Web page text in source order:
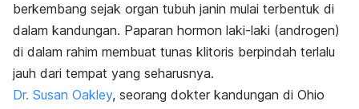
berkembang sejak organ tubuh janin mulai terbentuk di
dalam kandungan. Paparan hormon laki-laki (androgen)
di dalam rahim membuat tunas klitoris berpindah terlalu
jauh dari tempat yang seharusnya.
Dr. Susan Oakley, seorang dokter kandungan di Ohio